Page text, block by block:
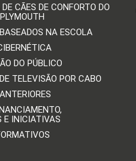
CÃES DE CONFORTO DO
NA ESCOLA
DO PÚBLICO
TELEVISÃO POR CABO
E INICIATIVAS